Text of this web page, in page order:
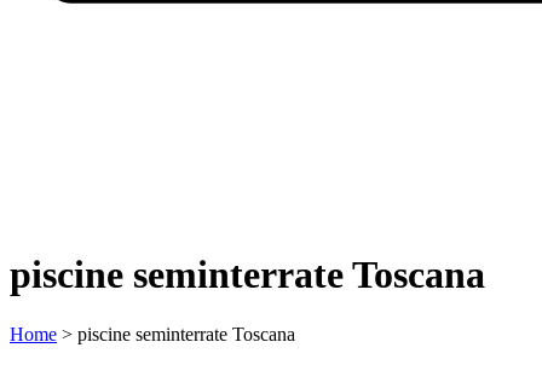
piscine seminterrate Toscana
Home > piscine seminterrate Toscana